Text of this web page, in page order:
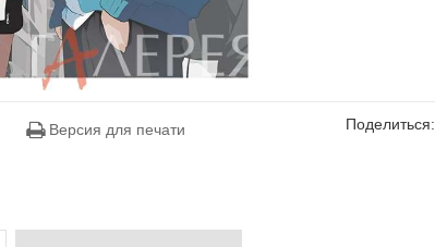
Версия для печати Поделиться: